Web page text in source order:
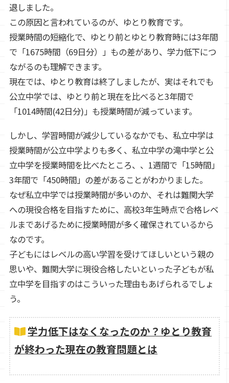
退しました。
この原因と言われているのが、ゆとり教育です。
授業時間の短縮化で、ゆとり前とゆとり教育時には3年間
で「1675時間（69日分）」もの差があり、学力低下につ
ながるのも理解できます。
現在では、ゆとり教育は終了しましたが、実はそれでも
公立中学では、ゆとり前と現在を比べると3年間で
「1014時間(42日分)」も授業時間が減っています。
しかし、学習時間が減少しているなかでも、私立中学は
授業時間が公立中学よりも多く、私立中学の滝中学と公
立中学を授業時間を比べたところ、、1週間で「15時間」
3年間で「450時間」の差があることがわかりました。
なぜ私立中学では授業時間が多いのか、それは難関大学
への現役合格を目指すために、高校3年生時点で合格レベ
ルまであげるために授業時間が多く確保されているから
なのです。
子どもにはレベルの高い学習を受けてほしいという親の
思いや、難関大学に現役合格したいといった子どもが私
立中学を目指すのはこういった理由もあげられるでしょ
う。
学力低下はなくなったのか？ゆとり教育
が終わった現在の教育問題とは